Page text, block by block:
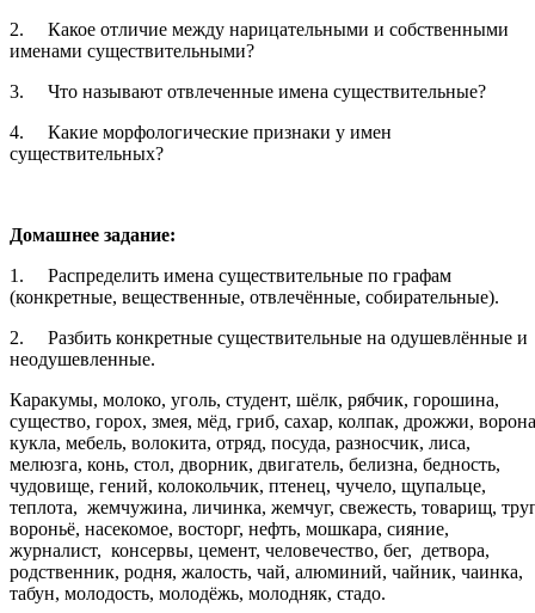
2.
Какое отличие между нарицательными и собственными
именами существительными?
3.
Что называют отвлеченные имена существительные?
4.
Какие морфологические признаки у имен
существительных?
Домашнее задание:
1.
Распределить имена существительные по графам
(конкретные, вещественные, отвлечённые, собирательные).
2.
Разбить конкретные существительные на одушевлённые и
неодушевленные.
Каракумы, молоко, уголь, студент, шёлк, рябчик, горошина,
существо, горох, змея, мёд, гриб, сахар, колпак, дрожжи,
кукла, мебель, волокита, отряд, посуда, разносчик, лиса,
мелюзга, конь, стол, дворник, двигатель, белизна, бедность,
чудовище, гений, колокольчик, птенец, чучело, щупальце,
теплота, жемчужина, личинка, жемчуг, свежесть, товарищ,
вороньё, насекомое, восторг, нефть, мошкара, сияние,
журналист, консервы, цемент, человечество, бег, детвора,
родственник, родня, жалость, чай, алюминий, чайник, чаинка,
табун, молодость, молодёжь, молодняк, стадо.